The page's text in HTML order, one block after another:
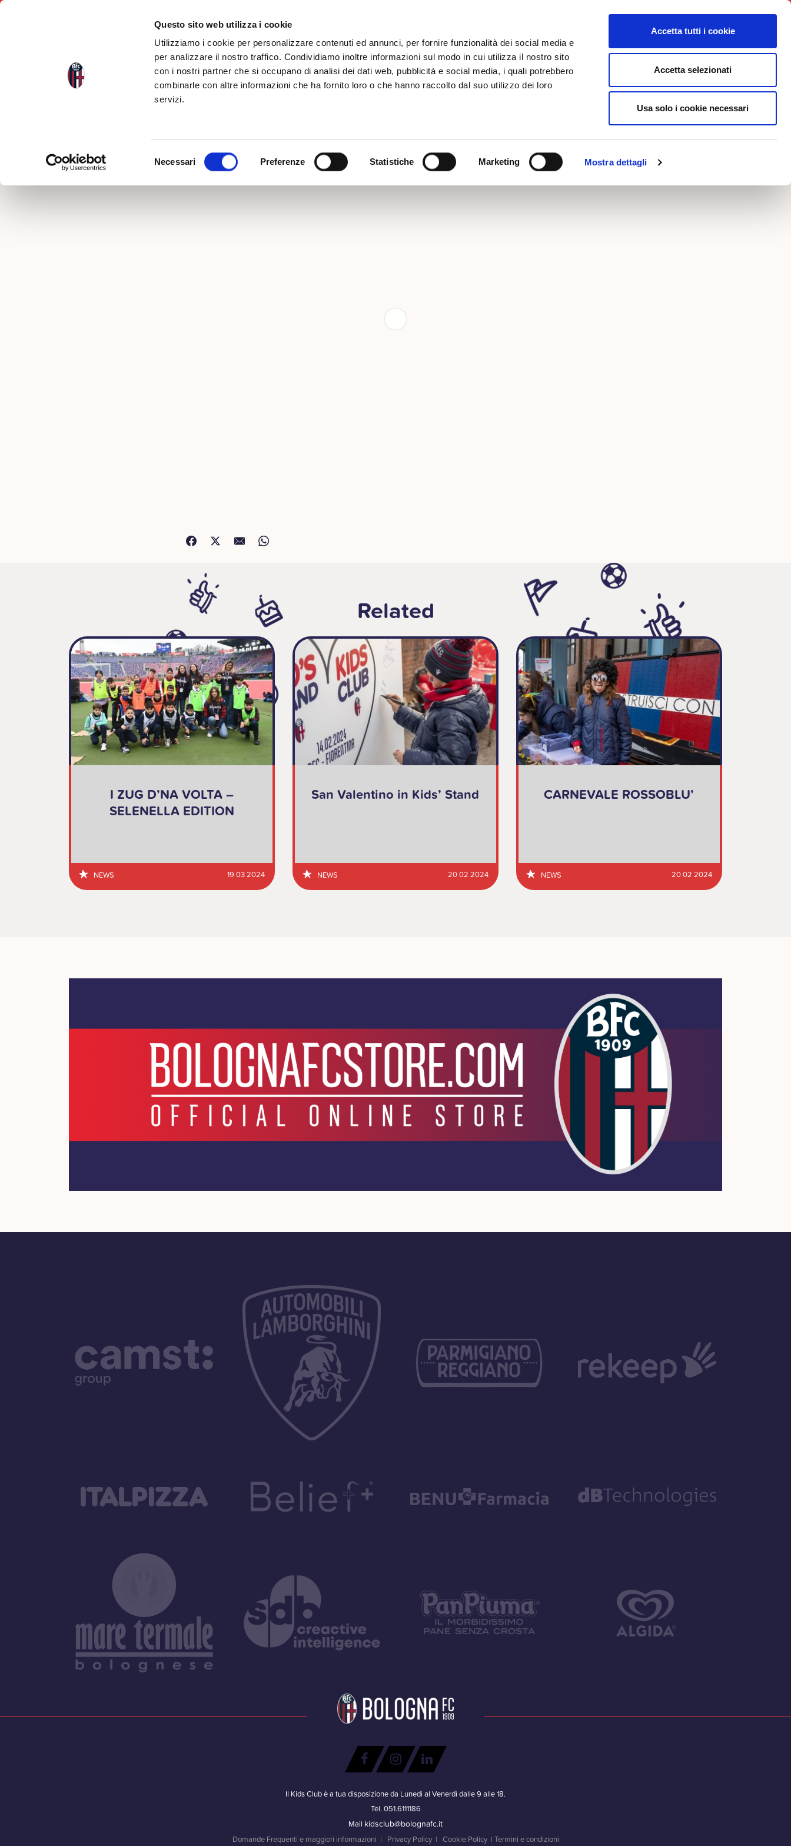
Questo sito web utilizza i cookie
Utilizziamo i cookie per personalizzare contenuti ed annunci, per fornire funzionalità dei social media e
per analizzare il nostro traffico. Condividiamo inoltre informazioni sul modo in cui utilizza il nostro sito
con i nostri partner che si occupano di analisi dei dati web, pubblicità e social media, i quali potrebbero
combinarle con altre informazioni che ha fornito loro o che hanno raccolto dal suo utilizzo dei loro
servizi.
Necessari Preferenze Statistiche Marketing Mostra dettagli
Accetta tutti i cookie
Accetta selezionati
Usa solo i cookie necessari
Indietro
#BOLOGNASAMPDORIA
Related
I ZUG D’NA VOLTA –
SELENELLA EDITION
NEWS 19 03 2024
San Valentino in Kids’ Stand
NEWS 20 02 2024
CARNEVALE ROSSOBLU’
NEWS 20 02 2024
Il Kids Club è a tua disposizione da Lunedì al Venerdì dalle 9 alle 18.
Tel. 051.6111186
Mail kidsclub@bolognafc.it
Domande Frequenti e maggiori informazioni | Privacy Policy| Cookie Policy| Termini e condizioni